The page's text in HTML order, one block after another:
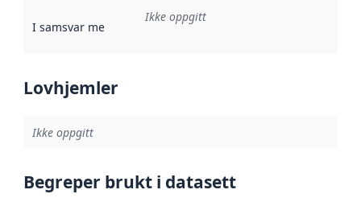
I samsvar med Referanse til en implementasjonsregel
Ikke oppgitt
Lovhjemler
Ikke oppgitt
Begreper brukt i datasett